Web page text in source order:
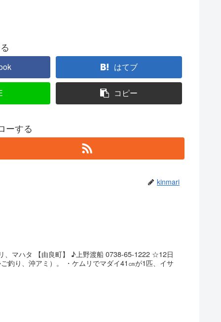
はてブ
コピー
ーする
kinmari
マハタ 【由良町】 ♪上野渡船 0738-65-1222 ☆12日
釣り、沖アミ）。 ・ケムリでマダイ41㎝が1匹、イサ